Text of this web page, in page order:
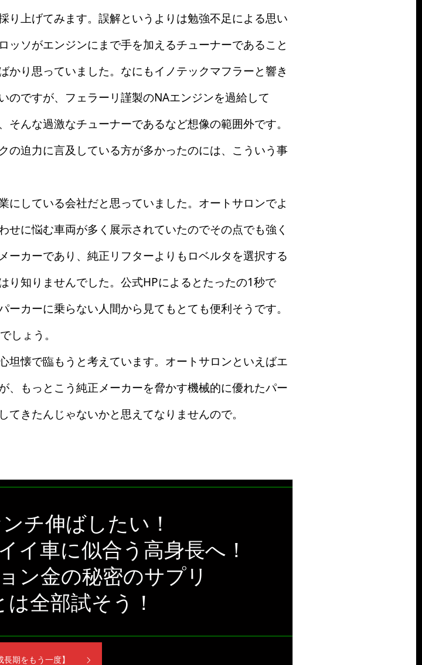
り上げてみます。誤解というよりは勉強不足による思い
ソがエンジンにまで手を加えるチューナーであること
かり思っていました。なにもイノテックマフラーと響き
のですが、フェラーリ謹製のNAエンジンを過給して
んな過激なチューナーであるなど想像の範囲外です。
の迫力に言及している方が多かったのには、こういう事
している会社だと思っていました。オートサロンでよ
せに悩む車両が多く展示されていたのでその点でも強く
ーカーであり、純正リフターよりもロベルタを選択する
り知りませんでした。公式HPによるとたったの1秒で
カーに乗らない人間から見てもとても便利そうです。
しょう。
懐で臨もうと考えています。オートサロンといえばエ
、もっとこう純正メーカーを脅かす機械的に優れたパー
きたんじゃないかと思えてなりませんので。
チ伸ばしたい！
イ車に似合う高身長へ！
ン金の秘密のサプリ
全部試そう！
長期をもう一度】